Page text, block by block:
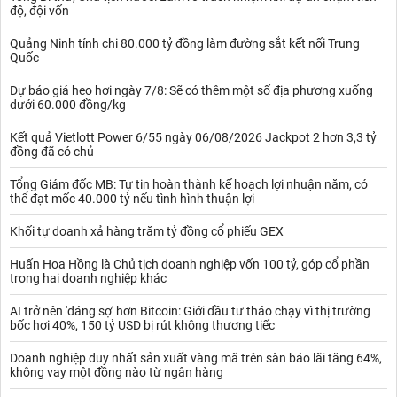
Theo số liệu thống kê từ Tổng cục Hải quan trong tháng 5, xuất
khẩu hạt tiêu của Việt Nam đạt 22 nghìn tấn, trị giá 98,4 triệu
USD, giảm 11,3% về lượng và giảm 14% về trị giá so với hồi tháng
4.
Tính chung trong 5 tháng đầu năm, Việt Nam đạt 99,54 nghìn tấn
trong xuất khẩu hạt tiêu, trị giá 460 triệu USD, giảm 18% về
lượng, nhưng tăng 21,6% về trị giá so với cùng kỳ năm trước. Giá
xuất khẩu bình quân hạt tiêu của Việt Nam đạt mức 4.627
USD/tấn, tăng 48% so với cùng kỳ năm ngoái.
Giá tiêuxuất khẩu có xu hướng giảm là các hộ nông dân cũng
như các doanh nghiệp thu mua gặp một khó khăn lớn. Tuy nhiên
tính đến nay Việt Nam vẫn được ghi nhận là một trong những
nước có sản lượng xuất khẩu tiêu lớn nhất thế giới.
Hiện tại, Trung Quốc đang dần mở cửa trở lại sau thời gian dài
phong tỏa nhiều thành phố lớn để chống dịch COVID-19. Điều
này giúp nhu cầu tiêu và các mặt hàng khác tăng, kéo theo giá nội
Thời điểm hiện tại Việt Nam có giá tiêu phụ thuộc phần lớn vào thị
trường Trung Quốc khi mà các nhà nhập khẩu châu Âu và Mỹ đã
ký hợp đồng đến cuối năm nay. Doanh nghiệp đã dự trữ đủ lượng
hàng để sản xuất và xuất khẩu nên sức mua chậm và yếu hơn so
với diễn biến của thị trường. Thị phần tiêu Việt Nam tại Trung
độ, đội vốn
Quảng Ninh tính chi 80.000 tỷ đồng làm đường sắt kết nối Trung
Quốc
Dự báo giá heo hơi ngày 7/8: Sẽ có thêm một số địa phương xuống
dưới 60.000 đồng/kg
Kết quả Vietlott Power 6/55 ngày 06/08/2026 Jackpot 2 hơn 3,3 tỷ
đồng đã có chủ
Tổng Giám đốc MB: Tự tin hoàn thành kế hoạch lợi nhuận năm, có
thể đạt mốc 40.000 tỷ nếu tình hình thuận lợi
Khối tự doanh xả hàng trăm tỷ đồng cổ phiếu GEX
Huấn Hoa Hồng là Chủ tịch doanh nghiệp vốn 100 tỷ, góp cổ phần
trong hai doanh nghiệp khác
AI trở nên 'đáng sợ' hơn Bitcoin: Giới đầu tư tháo chạy vì thị trường
bốc hơi 40%, 150 tỷ USD bị rút không thương tiếc
Doanh nghiệp duy nhất sản xuất vàng mã trên sàn báo lãi tăng 64%,
không vay một đồng nào từ ngân hàng